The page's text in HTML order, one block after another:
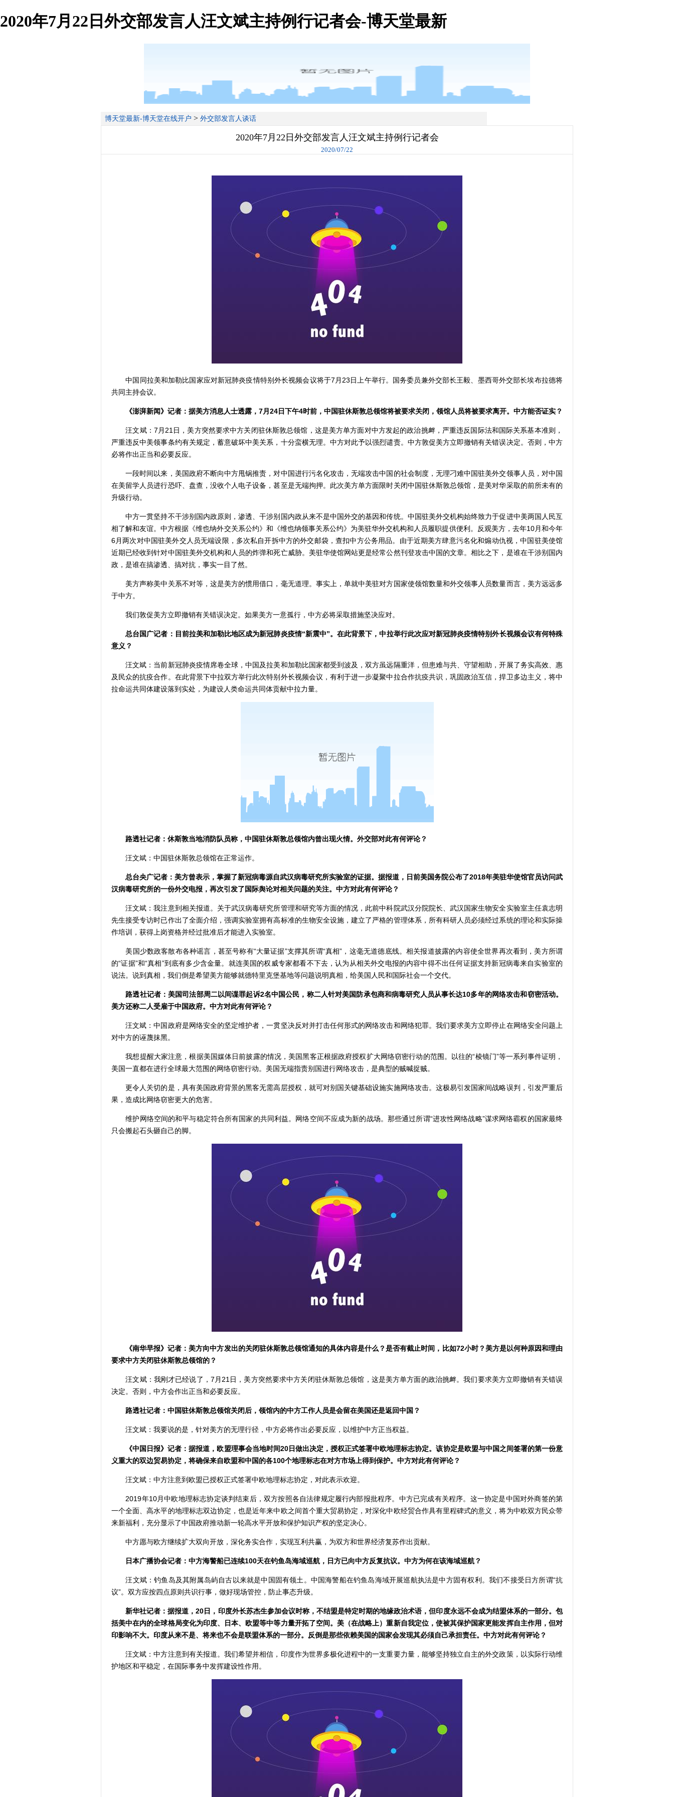
2020年7月22日外交部发言人汪文斌主持例行记者会-博天堂最新
博天堂最新-博天堂在线开户 > 外交部发言人谈话
2020年7月22日外交部发言人汪文斌主持例行记者会
2020/07/22
中国同拉美和加勒比国家应对新冠肺炎疫情特别外长视频会议将于7月23日上午举行。国务委员兼外交部长王毅、墨西哥外交部长埃布拉德将
共同主持会议。
《澎湃新闻》记者：据美方消息人士透露， 7月24日下午4时前，中国驻休斯敦总领馆将被要求关闭，领馆人员将被要求离开。中方能否证实？
汪文斌：7月21日，美方突然要求中方关闭驻休斯敦总领馆，这是美方单方面对中方发起的政治挑衅，严重违反国际法和国际关系基本准则，
严重违反中美领事条约有关规定，蓄意破坏中美关系，十分蛮横无理。中方对此予以强烈谴责。中方敦促美方立即撤销有关错误决定。否则，中方
必将作出正当和必要反应。
一段时间以来，美国政府不断向中方甩锅推责，对中国进行污名化攻击，无端攻击中国的社会制度，无理刁难中国驻美外交领事人员，对中国
在美留学人员进行恐吓、盘查，没收个人电子设备，甚至是无端拘押。此次美方单方面限时关闭中国驻休斯敦总领馆，是美对华采取的前所未有的
升级行动。
中方一贯坚持不干涉别国内政原则，渗透、干涉别国内政从来不是中国外交的基因和传统。中国驻美外交机构始终致力于促进中美两国人民互
相了解和友谊。中方根据《维也纳外交关系公约》和《维也纳领事关系公约》为美驻华外交机构和人员履职提供便利。反观美方，去年10月和今年
6月两次对中国驻美外交人员无端设限，多次私自开拆中方的外交邮袋，查扣中方公务用品。由于近期美方肆意污名化和煽动仇视，中国驻美使馆
近期已经收到针对中国驻美外交机构和人员的炸弹和死亡威胁。美驻华使馆网站更是经常公然刊登攻击中国的文章。相比之下，是谁在干涉别国内
政，是谁在搞渗透、搞对抗，事实一目了然。
美方声称美中关系不对等，这是美方的惯用借口，毫无道理。事实上，单就中美驻对方国家使领馆数量和外交领事人员数量而言，美方远远多
于中方。
我们敦促美方立即撤销有关错误决定。如果美方一意孤行，中方必将采取措施坚决应对。
总台国广记者：目前拉美和加勒比地区成为新冠肺炎疫情“新震中”。在此背景下，中拉举行此次应对新冠肺炎疫情特别外长视频会议有何特殊
意义？
汪文斌：当前新冠肺炎疫情席卷全球，中国及拉美和加勒比国家都受到波及，双方虽远隔重洋，但患难与共、守望相助，开展了务实高效、惠
及民众的抗疫合作。在此背景下中拉双方举行此次特别外长视频会议，有利于进一步凝聚中拉合作抗疫共识，巩固政治互信，捍卫多边主义，将中
拉命运共同体建设落到实处，为建设人类命运共同体贡献中拉力量。
路透社记者：休斯敦当地消防队员称，中国驻休斯敦总领馆内曾出现火情。外交部对此有何评论？
汪文斌：中国驻休斯敦总领馆在正常运作。
总台央广记者：美方曾表示，掌握了新冠病毒源自武汉病毒研究所实验室的证据。据报道，日前美国务院公布了2018年美驻华使馆官员访问武
汉病毒研究所的一份外交电报，再次引发了国际舆论对相关问题的关注。中方对此有何评论？
汪文斌：我注意到相关报道。关于武汉病毒研究所管理和研究等方面的情况，此前中科院武汉分院院长、武汉国家生物安全实验室主任袁志明
先生接受专访时已作出了全面介绍，强调实验室拥有高标准的生物安全设施，建立了严格的管理体系，所有科研人员必须经过系统的理论和实际操
作培训，获得上岗资格并经过批准后才能进入实验室。
美国少数政客散布各种谣言，甚至号称有“大量证据”支撑其所谓“真相”，这毫无道德底线。相关报道披露的内容使全世界再次看到，美方所谓
的“证据”和“真相”到底有多少含金量。就连美国的权威专家都看不下去，认为从相关外交电报的内容中得不出任何证据支持新冠病毒来自实验室的
说法。说到真相，我们倒是希望美方能够就德特里克堡基地等问题说明真相，给美国人民和国际社会一个交代。
路透社记者：美国司法部周二以间谍罪起诉2名中国公民，称二人针对美国防承包商和病毒研究人员从事长达10多年的网络攻击和窃密活动。
美方还称二人受雇于中国政府。中方对此有何评论？
汪文斌：中国政府是网络安全的坚定维护者，一贯坚决反对并打击任何形式的网络攻击和网络犯罪。我们要求美方立即停止在网络安全问题上
对中方的诬蔑抹黑。
我想提醒大家注意，根据美国媒体日前披露的情况，美国黑客正根据政府授权扩大网络窃密行动的范围。以往的“棱镜门”等一系列事件证明，
美国一直都在进行全球最大范围的网络窃密行动。美国无端指责别国进行网络攻击，是典型的贼喊捉贼。
更令人关切的是，具有美国政府背景的黑客无需高层授权，就可对别国关键基础设施实施网络攻击。这极易引发国家间战略误判，引发严重后
果，造成比网络窃密更大的危害。
维护网络空间的和平与稳定符合所有国家的共同利益。网络空间不应成为新的战场。那些通过所谓“进攻性网络战略”谋求网络霸权的国家最终
只会搬起石头砸自己的脚。
《南华早报》记者：美方向中方发出的关闭驻休斯敦总领馆通知的具体内容是什么？是否有截止时间，比如72小时？美方是以何种原因和理由
要求中方关闭驻休斯敦总领馆的？
汪文斌：我刚才已经说了，7月21日，美方突然要求中方关闭驻休斯敦总领馆，这是美方单方面的政治挑衅。我们要求美方立即撤销有关错误
决定。否则，中方会作出正当和必要反应。
路透社记者：中国驻休斯敦总领馆关闭后，领馆内的中方工作人员是会留在美国还是返回中国？
汪文斌：我要说的是，针对美方的无理行径，中方必将作出必要反应，以维护中方正当权益。
《中国日报》记者：据报道，欧盟理事会当地时间20日做出决定，授权正式签署中欧地理标志协定。该协定是欧盟与中国之间签署的第一份意
义重大的双边贸易协定，将确保来自欧盟和中国的各100个地理标志在对方市场上得到保护。中方对此有何评论？
汪文斌：中方注意到欧盟已授权正式签署中欧地理标志协定，对此表示欢迎。
2019年10月中欧地理标志协定谈判结束后，双方按照各自法律规定履行内部报批程序。中方已完成有关程序。这一协定是中国对外商签的第
一个全面、高水平的地理标志双边协定，也是近年来中欧之间首个重大贸易协定，对深化中欧经贸合作具有里程碑式的意义，将为中欧双方民众带
来新福利，充分显示了中国政府推动新一轮高水平开放和保护知识产权的坚定决心。
中方愿与欧方继续扩大双向开放，深化务实合作，实现互利共赢，为双方和世界经济复苏作出贡献。
日本广播协会记者：中方海警船已连续100天在钓鱼岛海域巡航，日方已向中方反复抗议。中方为何在该海域巡航？
汪文斌：钓鱼岛及其附属岛屿自古以来就是中国固有领土。中国海警船在钓鱼岛海域开展巡航执法是中方固有权利。我们不接受日方所谓“抗
议”。双方应按四点原则共识行事，做好现场管控，防止事态升级。
新华社记者：据报道，20日，印度外长苏杰生参加会议时称，不结盟是特定时期的地缘政治术语，但印度永远不会成为结盟体系的一部分。包
括美中在内的全球格局变化为印度、日本、欧盟等中等力量开拓了空间。美（在战略上）重新自我定位，使被其保护国家更能发挥自主作用，但对
印影响不大。印度从来不是、将来也不会是联盟体系的一部分。反倒是那些依赖美国的国家会发现其必须自己承担责任。中方对此有何评论？
汪文斌：中方注意到有关报道。我们希望并相信，印度作为世界多极化进程中的一支重要力量，能够坚持独立自主的外交政策，以实际行动维
护地区和平稳定，在国际事务中发挥建设性作用。